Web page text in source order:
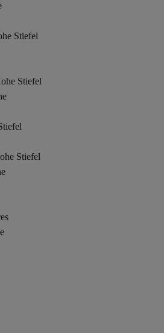
Stiefel
Stiefel
Stiefel